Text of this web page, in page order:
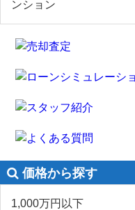
ンション
価格から探す
1,000万円以下